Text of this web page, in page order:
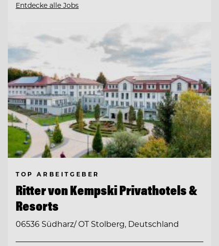
Entdecke alle Jobs
TOP ARBEITGEBER
Ritter von Kempski Privathotels &
Resorts
06536 Südharz/ OT Stolberg, Deutschland